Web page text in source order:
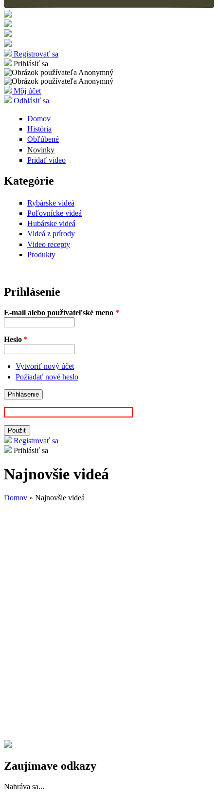
Registrovať sa
Prihlásiť sa
Môj účet
Odhlásiť sa
Domov
História
Obľúbené
Novinky
Pridať video
Kategórie
Rybárske videá
Poľovnícke videá
Hubárske videá
Videá z prírody
Video recepty
Produkty
Prihlásenie
E-mail alebo používateľské meno *
Heslo *
Vytvoriť nový účet
Požiadať nové heslo
Registrovať sa
Prihlásiť sa
Najnovšie videá
Domov » Najnovšie videá
Zaujímave odkazy
Nahráva sa...